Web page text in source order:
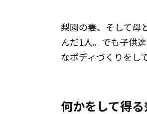
梨園の妻、そして母
んだ1人。でも子供
なボディづくりをし
何かをして得